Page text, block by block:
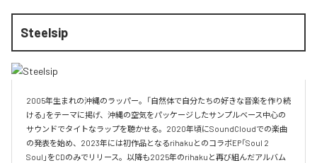
Steelsip
2005年生まれの沖縄のラッパー。「自然体で自分たちの好きな音楽を作り続
ける」をテーマに掲げ、沖縄の空気をパッケージしたサンプルベース中心の
サウンドでタイトなラップを聴かせる。2020年頃にSoundCloudでの楽曲
の発表を始め、2023年には初作品となるrihakuとのコラボEP「Soul 2
Soul」をCDのみでリリース。以降も2025年のrihakuと再び組んだアルバム